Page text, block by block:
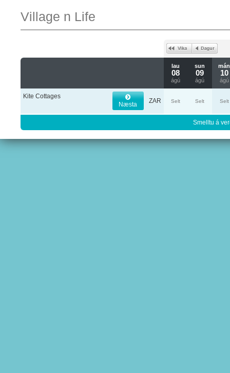
Village n Life
lau
08
ágú
sun
09
ágú
mán
10
ágú
Kite Cottages
Næsta
ZAR Selt Selt Selt
Smelltu á